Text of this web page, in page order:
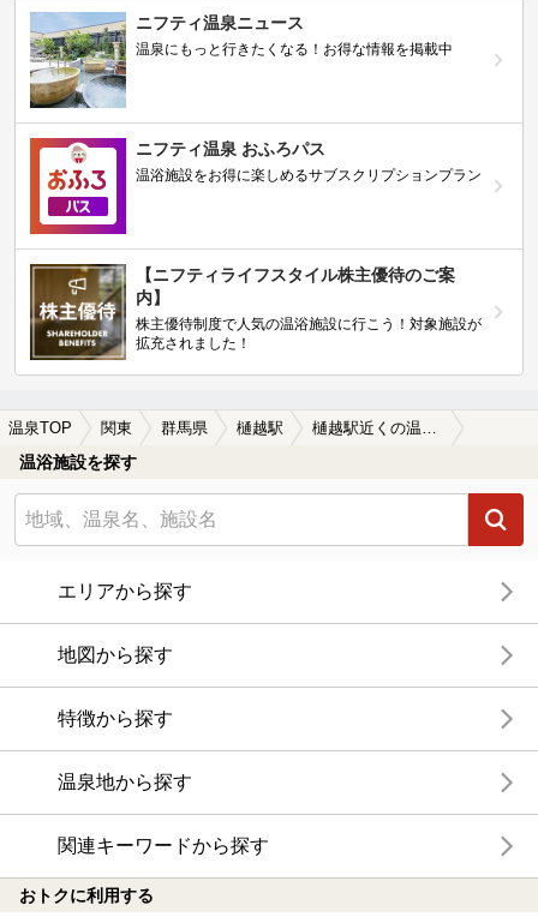
ニフティ温泉ニュース
温泉にもっと行きたくなる！お得な情報を掲載中
ニフティ温泉 おふろパス
温浴施設をお得に楽しめるサブスクリプションプラン
【ニフティライフスタイル株主優待のご案
内】
株主優待制度で人気の温浴施設に行こう！対象施設が
拡充されました！
温泉TOP 関東 群馬県 樋越駅 樋越駅近くの温泉宿・温泉旅館・ホテルおすすめ(2026年版)
温浴施設を探す
エリアから探す
地図から探す
特徴から探す
温泉地から探す
関連キーワードから探す
おトクに利用する